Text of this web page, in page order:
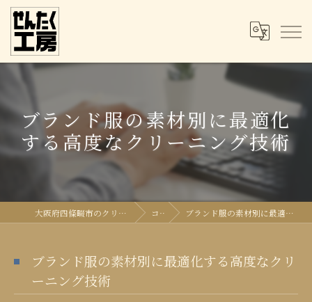
ブランド服の素材別に最適化
する高度なクリーニング技術
大阪府四條畷市のクリーニングならせんたく工房 コラム ブランド服の素材別に最適化する高度なクリーニング技術
ブランド服の素材別に最適化する高度なクリ
ーニング技術